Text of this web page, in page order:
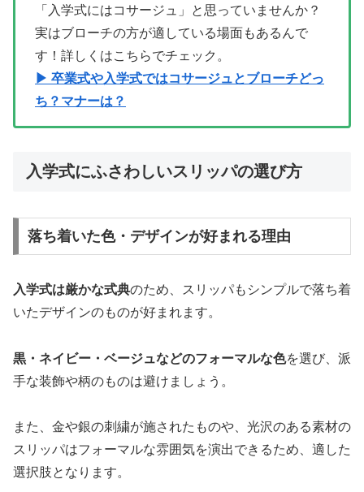
「入学式にはコサージュ」と思っていませんか？
実はブローチの方が適している場面もあるんで
す！詳しくはこちらでチェック。
▶ 卒業式や入学式ではコサージュとブローチどっ
ち？マナーは？
入学式にふさわしいスリッパの選び方
落ち着いた色・デザインが好まれる理由
入学式は厳かな式典のため、スリッパもシンプルで落ち着
いたデザインのものが好まれます。
黒・ネイビー・ベージュなどのフォーマルな色を選び、派
手な装飾や柄のものは避けましょう。
また、金や銀の刺繍が施されたものや、光沢のある素材の
スリッパはフォーマルな雰囲気を演出できるため、適した
選択肢となります。